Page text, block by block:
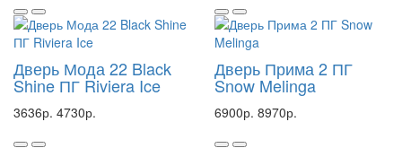
Дверь Мода 22 Black
Shine ПГ Riviera Ice
3636р. 4730р.
Дверь Прима 2 ПГ
Snow Melinga
6900р. 8970р.